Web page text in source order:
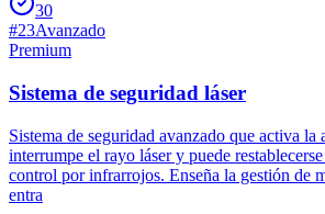
30
#23Avanzado
Premium
Sistema de seguridad láser
Sistema de seguridad avanzado que activa la
interrumpe el rayo láser y puede
control por infrarrojos. Enseña la gestión de
entra